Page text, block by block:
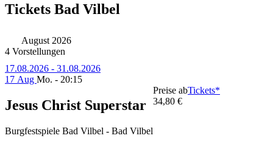
Tickets Bad Vilbel
August 2026
4 Vorstellungen
17.08.2026 - 31.08.2026
17 Aug Mo. - 20:15
Jesus Christ Superstar
Burgfestspiele Bad Vilbel - Bad Vilbel
Preise ab
34,80 €
Tickets*